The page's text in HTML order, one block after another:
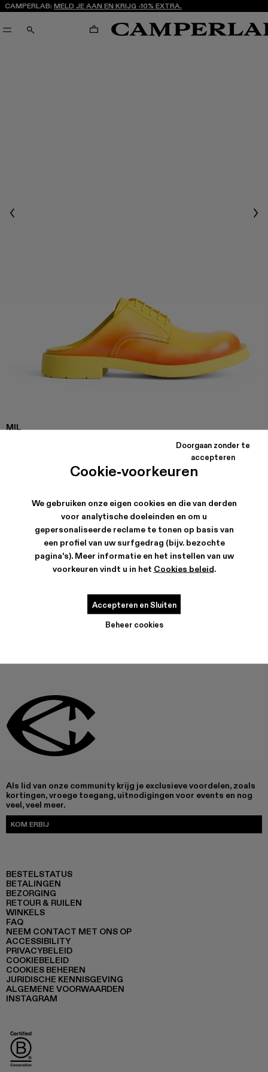
Cookie-voorkeuren
We gebruiken onze eigen cookies en die van derden
voor analytische doeleinden en om u
gepersonaliseerde reclame te tonen op basis van
een profiel van uw surfgedrag (bijv. bezochte
pagina's). Meer informatie en het instellen van uw
voorkeuren vindt u in het Cookies beleid.
Beheer cookies
Doorgaan zonder te
accepteren
Accepteren en Sluiten
CAMPERLAB: MELD JE AAN EN KRIJG -10% EXTRA.
ZOEKEN WINKELWAGENTJE
Previous
MIL
Gele en rode leren instapschoenen met rubberen buitenzool.
VERZENDING & GARANTIE
Gratis verzending op alle bestellingen.
Klimaatneutrale expresslevering beschikbaar.
KENMERKEN
PRODUCTVERZORGING
DIT PRODUCT IS MOMENTEEL NIET BESCHIKBAAR
Als lid van onze community krijg je exclusieve voordelen, zoals
kortingen, vroege toegang, uitnodigingen voor events en nog
veel, veel meer.
KOM ERBIJ
BESTELSTATUS
BETALINGEN
BEZORGING
RETOUR & RUILEN
WINKELS
FAQ
NEEM CONTACT MET ONS OP
ACCESSIBILITY
PRIVACYBELEID
COOKIEBELEID
COOKIES BEHEREN
JURIDISCHE KENNISGEVING
ALGEMENE VOORWAARDEN
INSTAGRAM